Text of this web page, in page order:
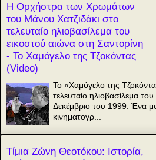
Η Ορχήστρα των Χρωμάτων
του Μάνου Χατζιδάκι στο
τελευταίο ηλιοβασίλεμα του
εικοστού αιώνα στη Σαντορίνη
- Το Χαμόγελο της Τζοκόντας
(Video)
Το «Χαμόγελο της
τελευταίο ηλιοβασίλεμα
Δεκέμβριο του 1999. Ένα
κινηματογρ...
Τίμια Ζώνη Θεοτόκου: Ιστορία,